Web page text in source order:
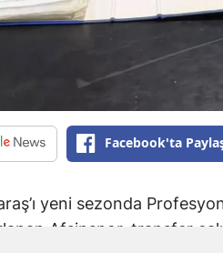
Facebook'ta
yeni sezonda
Afşinspor, transfer